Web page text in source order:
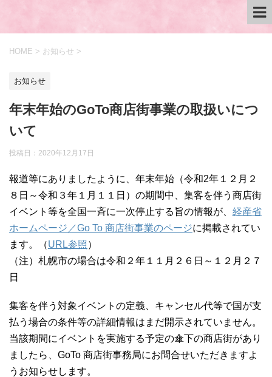
HOME > お知らせ >
お知らせ
年末年始のGoTo商店街事業の取扱いにつ
いて
投稿日： 2020年12月17日
報道等にありましたように、年末年始（令和2年１２月２
８日～令和３年１月１１日）の期間中、集客を伴う商店街
イベント等を全国一斉に一次停止する旨の情報が、 経産省
ホームページ／Go To 商店街事業のページに掲載されてい
ます。（URL参照 ）
（注）札幌市の場合は令和２年１１月２６日～１２月２７
日
集客を伴う対象イベントの定義、キャンセル代等で国が支
払う場合の条件等の詳細情報はまだ開示されていません。
当該期間にイベントを実施する予定の傘下の商店街があり
ましたら、GoTo 商店街事務局にお問合せいただきますよ
うお知らせします。